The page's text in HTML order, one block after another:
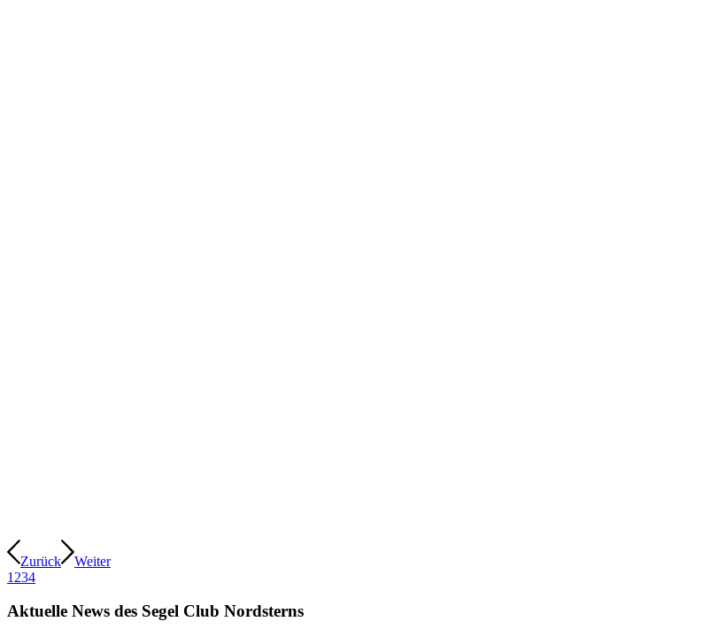
Zurück
Weiter
1 234
Aktuelle News des Segel Club Nordsterns